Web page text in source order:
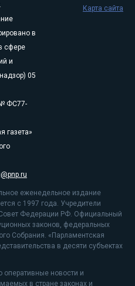
в
сфере
и
05
№ ФС77-
газета»
еженедельное издание
с 1997 года. Учредители
Федерации РФ. Официальный
законов, федеральных
Собрания. «Парламентская
в десяти субъектах
оперативные новости и
в стране законах и
Карта сайта